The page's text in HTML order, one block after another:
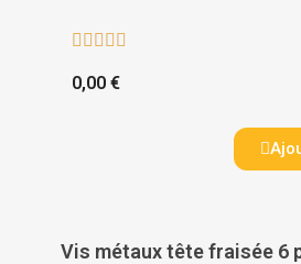
    
0,00 €